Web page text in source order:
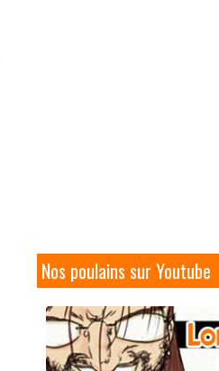
Nos poulains sur Youtube